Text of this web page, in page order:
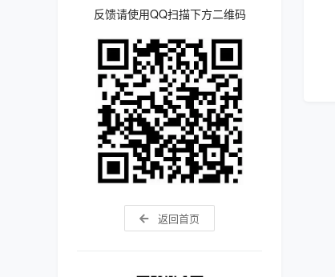
反馈请使用QQ扫描下方二维码
返回首页